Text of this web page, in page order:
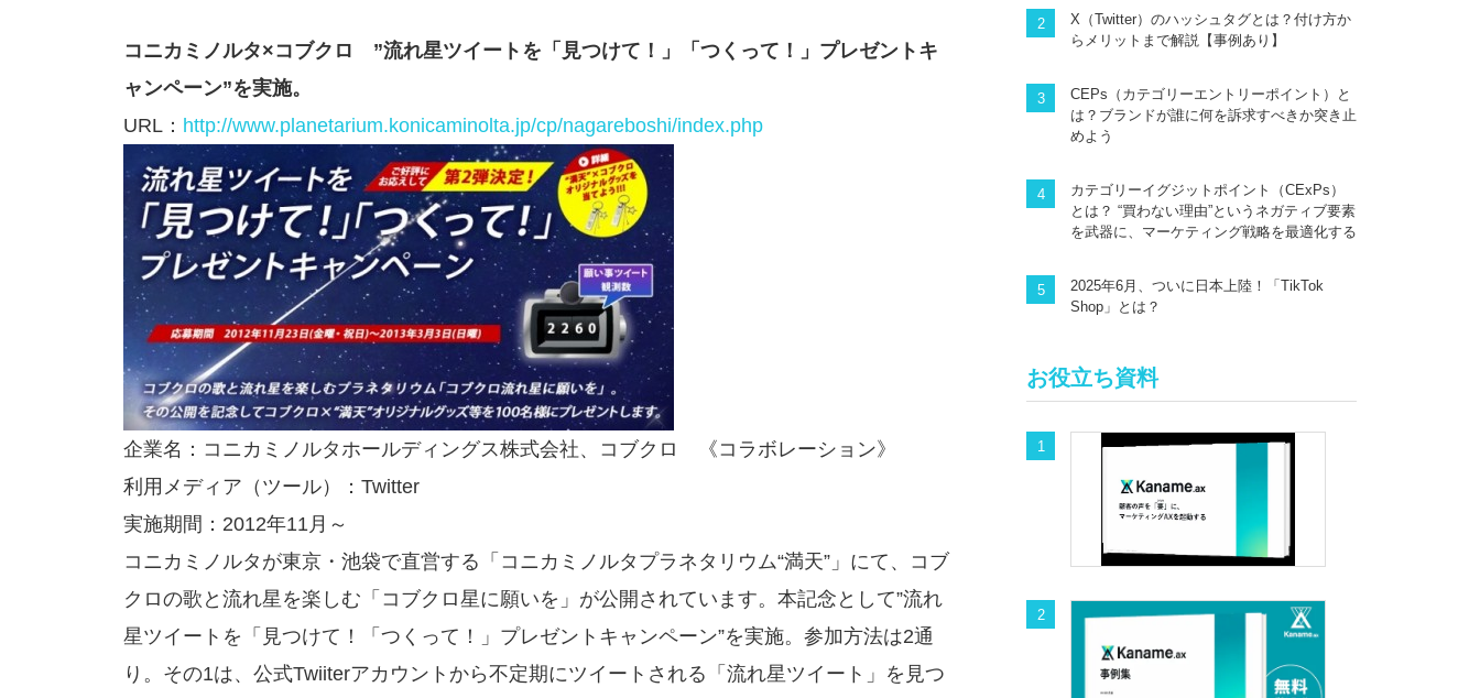
コニカミノルタ×コブクロ ”流れ星ツイートを「見つけて！」「つくって！」プレゼントキ
ャンペーン”を実施。
URL： http://www.planetarium.konicaminolta.jp/cp/nagareboshi/index.php
企業名：コニカミノルタホールディングス株式会社、コブクロ 《コラボレーション》
利用メディア（ツール）：Twitter
実施期間：2012年11月～
コニカミノルタが東京・池袋で直営する「コニカミノルタプラネタリウム“満天”」にて、コブ
クロの歌と流れ星を楽しむ「コブクロ星に願いを」が公開されています。本記念として”流れ
星ツイートを「見つけて！「つくって！」プレゼントキャンペーン”を実施。参加方法は2通
り。その1は、公式Twiiterアカウントから不定期にツイートされる「流れ星ツイート」を見つ
X（Twitter）のハッシュタグとは？付け方か
らメリットまで解説【事例あり】
CEPs（カテゴリーエントリーポイント）と
は？ブランドが誰に何を訴求すべきか突き止
めよう
カテゴリーイグジットポイント（CExPs）
とは？ “買わない理由”というネガティブ要素
を武器に、マーケティング戦略を最適化する
2025年6月、ついに日本上陸！「TikTok
Shop」とは？
お役立ち資料